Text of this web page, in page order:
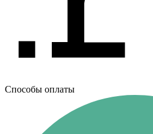
Способы оплаты